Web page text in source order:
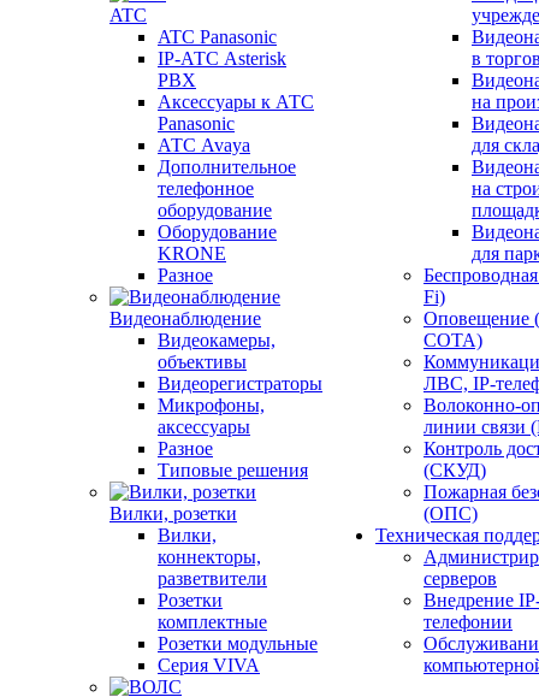
ATC
ATC Panasonic
IP-АТС Asterisk
PBX
Аксессуары к АТС
Panasonic
АТС Avaya
Дополнительное
телефонное
оборудование
Оборудование
KRONE
Разное
Видеонаблюдение
Видеокамеры,
объективы
Видеорегистраторы
Микрофоны,
аксессуары
Разное
Типовые решения
Вилки, розетки
Вилки,
коннекторы,
разветвители
Розетки
комплектные
Розетки модульные
Серия VIVA
в
на
для
на
для
Fi)
СОТА)
ЛВС, IP-
Волоконно-
линии
Контроль
(СКУД)
Пожарная
(ОПС)
Техническая
серверов
Внедрение
телефонии